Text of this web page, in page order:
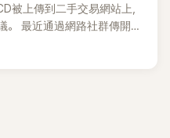
吸引了眾多網友討論。有部
中國活動做準備，留言「現
?我的天」、「是真的被洗腦
被上傳到二手交易網站上，
。 最近通過網路社群傳開了
傳到了二手交易網站的拍賣